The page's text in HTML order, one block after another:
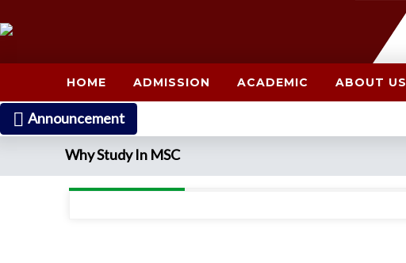
HOME ADMISSION ACADEMIC ABOUT US
Announcement
Why Study In MSC